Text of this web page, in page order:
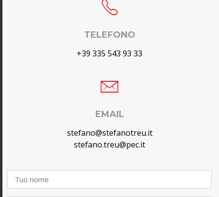
TELEFONO
+39 335 543 93 33
EMAIL
stefano@stefanotreu.it
stefano.treu@pec.it